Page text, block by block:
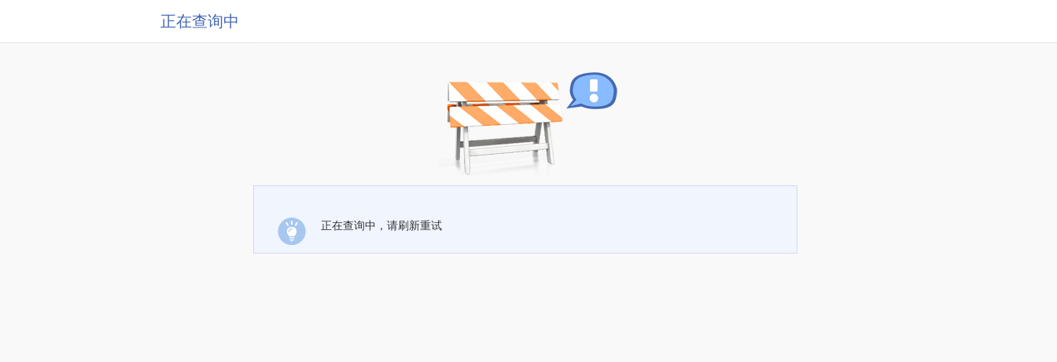
正在查询中
正在查询中，请刷新重试